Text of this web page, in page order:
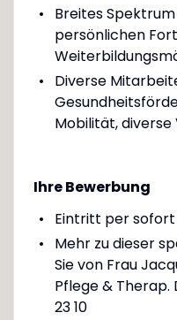
Breites
persönlichen
Diverse
Mobilität,
Ihre Bewerbung
Eintritt per
Mehr zu dieser
Sie von Frau
Pflege & Therap.
23 10